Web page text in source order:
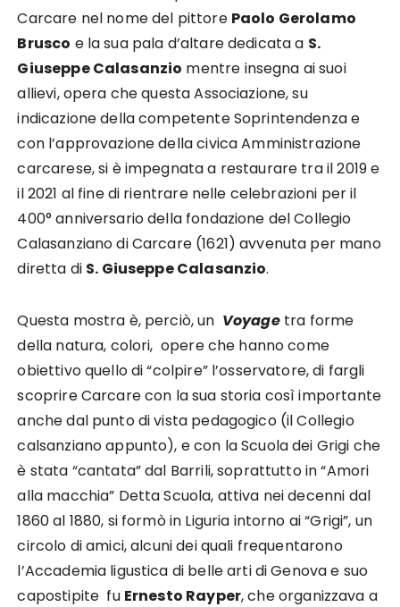
Carcare nel nome del pittore Paolo Gerolamo
Brusco e la sua pala d’altare dedicata a S.
Giuseppe Calasanzio mentre insegna ai suoi
allievi, opera che questa Associazione, su
indicazione della competente Soprintendenza e
con l’approvazione della civica Amministrazione
carcarese, si è impegnata a restaurare tra il 2019 e
il 2021 al fine di rientrare nelle celebrazioni per il
400° anniversario della fondazione del Collegio
Calasanziano di Carcare (1621) avvenuta per mano
diretta di S. Giuseppe Calasanzio.
Questa mostra è, perciò, un Voyage tra forme
della natura, colori, opere che hanno come
obiettivo quello di “colpire” l’osservatore, di fargli
scoprire Carcare con la sua storia così importante
anche dal punto di vista pedagogico (il Collegio
calsanziano appunto), e con la Scuola dei Grigi che
è stata “cantata” dal Barrili, soprattutto in “Amori
alla macchia” Detta Scuola, attiva nei decenni dal
1860 al 1880, si formò in Liguria intorno ai “Grigi”, un
circolo di amici, alcuni dei quali frequentarono
l’Accademia ligustica di belle arti di Genova e suo
capostipite fu Ernesto Rayper, che organizzava a